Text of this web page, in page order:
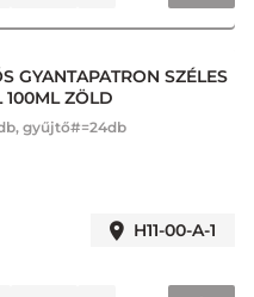
GYANTAPATRON SZÉLES
100ML ZÖLD
gyűjtő#=24db
H11-00-A-1